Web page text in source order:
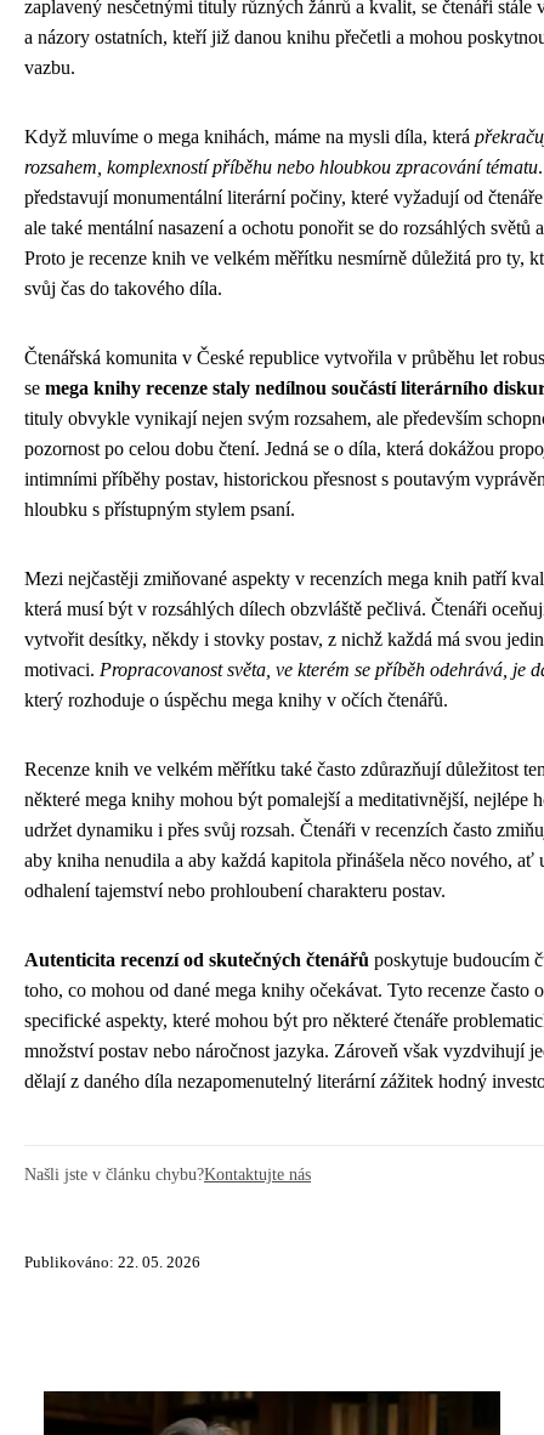
zaplavený nesčetnými tituly různých žánrů a kvalit, se čtenáři stále
a názory ostatních, kteří již danou knihu přečetli a mohou
vazbu.
Když mluvíme o mega knihách, máme na mysli díla, která
rozsahem, komplexností příběhu nebo hloubkou zpracování tématu
představují monumentální literární počiny, které vyžadují od
ale také mentální nasazení a ochotu ponořit se do rozsáhlých světů
Proto je recenze knih ve velkém měřítku nesmírně důležitá pro ty,
svůj čas do takového díla.
Čtenářská komunita v České republice vytvořila v průběhu let
se mega knihy recenze staly nedílnou součástí literárního
tituly obvykle vynikají nejen svým rozsahem, ale především
pozornost po celou dobu čtení. Jedná se o díla, která dokážou
intimními příběhy postav, historickou přesnost s poutavým
hloubku s přístupným stylem psaní.
Mezi nejčastěji zmiňované aspekty v recenzích mega knih patří
která musí být v rozsáhlých dílech obzvláště pečlivá. Čtenáři
vytvořit desítky, někdy i stovky postav, z nichž každá má svou
motivaci. Propracovanost světa, ve kterém se příběh odehrává, je
který rozhoduje o úspěchu mega knihy v očích čtenářů.
Recenze knih ve velkém měřítku také často zdůrazňují důležitost
některé mega knihy mohou být pomalejší a meditativnější, nejlépe
udržet dynamiku i přes svůj rozsah. Čtenáři v recenzích často
aby kniha nenudila a aby každá kapitola přinášela něco nového, ať
odhalení tajemství nebo prohloubení charakteru postav.
Autenticita recenzí od skutečných čtenářů poskytuje budoucím
toho, co mohou od dané mega knihy očekávat. Tyto recenze často
specifické aspekty, které mohou být pro některé čtenáře
množství postav nebo náročnost jazyka. Zároveň však vyzdvihují
dělají z daného díla nezapomenutelný literární zážitek hodný
Našli jste v článku chybu?Kontaktujte nás
Publikováno: 22. 05. 2026